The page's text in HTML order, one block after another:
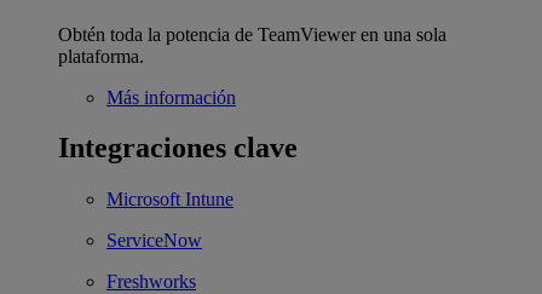
Obtén toda la potencia de TeamViewer en una sola
plataforma.
Más información
Integraciones clave
Microsoft Intune
ServiceNow
Freshworks